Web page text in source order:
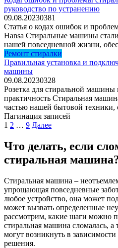
руководство по устранению
09.08.20230381
Статья о кодах ошибок и
Hansa Стиральные машины
нашей повседневной жизни,
Ремонт стиралки
Правильная установка и
машины
09.08.20230328
Розетка для стиральной машины
практичность Стиральная
частью нашей бытовой техники,
Пагинация записей
1 2 … 9 Далее
Что делать, если
стиральная
Стиральная машина –
упрощающая повседневные
любое устройство, она может
может вызвать определенные
рассмотрим, какие шаги можно
стиральная машина сломалась, а
могут возникнуть в
решения.